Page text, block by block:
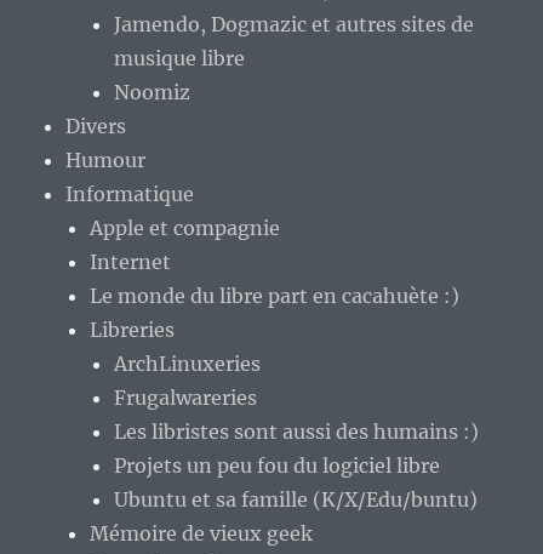
Jamendo, Dogmazic et autres sites de
musique libre
Noomiz
Divers
Humour
Informatique
Apple et compagnie
Internet
Le monde du libre part en cacahuète :)
Libreries
ArchLinuxeries
Frugalwareries
Les libristes sont aussi des humains :)
Projets un peu fou du logiciel libre
Ubuntu et sa famille (K/X/Edu/buntu)
Mémoire de vieux geek